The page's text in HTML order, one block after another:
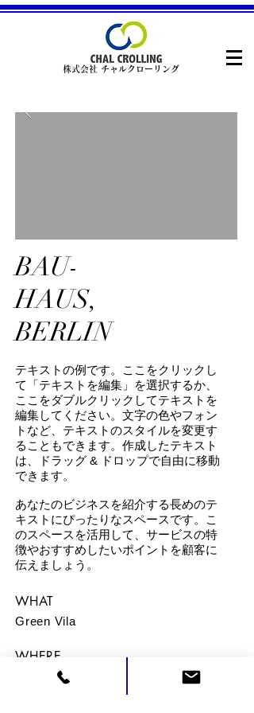
株式会社 チャルクローリング
BAU-
HAUS,
BERLIN
テキストの例です。ここをクリックし
て「テキストを編集」を選択するか、
ここをダブルクリックしてテキストを
編集してください。文字の色やフォン
トなど、テキストのスタイルを変更す
ることもできます。作成したテキスト
は、ドラッグ & ドロップで自由に移動
できます。
あなたのビジネスを紹介する長めのテ
キストにぴったりなスペースです。こ
のスペースを活用して、サービスの特
徴やおすすめしたいポイントを顧客に
伝えましょう。
WHAT
Green Vila
WHERE